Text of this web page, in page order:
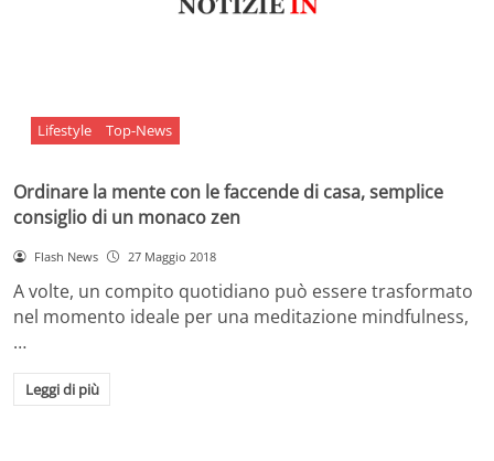
Lifestyle Top-News
Ordinare la mente con le faccende di casa, semplice
consiglio di un monaco zen
Flash News 27 Maggio 2018
A volte, un compito quotidiano può essere trasformato
nel momento ideale per una meditazione mindfulness,
…
Leggi di più